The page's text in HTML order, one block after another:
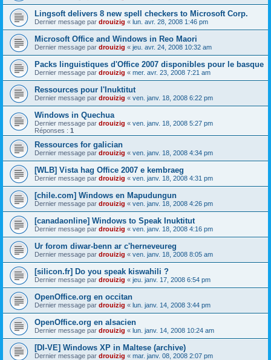
Lingsoft delivers 8 new spell checkers to Microsoft Corp.
Dernier message par drouizig « lun. avr. 28, 2008 1:46 pm
Microsoft Office and Windows in Reo Maori
Dernier message par drouizig « jeu. avr. 24, 2008 10:32 am
Packs linguistiques d'Office 2007 disponibles pour le basque
Dernier message par drouizig « mer. avr. 23, 2008 7:21 am
Ressources pour l'Inuktitut
Dernier message par drouizig « ven. janv. 18, 2008 6:22 pm
Windows in Quechua
Dernier message par drouizig « ven. janv. 18, 2008 5:27 pm
Réponses : 1
Ressources for galician
Dernier message par drouizig « ven. janv. 18, 2008 4:34 pm
[WLB] Vista hag Office 2007 e kembraeg
Dernier message par drouizig « ven. janv. 18, 2008 4:31 pm
[chile.com] Windows en Mapudungun
Dernier message par drouizig « ven. janv. 18, 2008 4:26 pm
[canadaonline] Windows to Speak Inuktitut
Dernier message par drouizig « ven. janv. 18, 2008 4:16 pm
Ur forom diwar-benn ar c'herneveureg
Dernier message par drouizig « ven. janv. 18, 2008 8:05 am
[silicon.fr] Do you speak kiswahili ?
Dernier message par drouizig « jeu. janv. 17, 2008 6:54 pm
OpenOffice.org en occitan
Dernier message par drouizig « lun. janv. 14, 2008 3:44 pm
OpenOffice.org en alsacien
Dernier message par drouizig « lun. janv. 14, 2008 10:24 am
[DI-VE] Windows XP in Maltese (archive)
Dernier message par drouizig « mar. janv. 08, 2008 2:07 pm